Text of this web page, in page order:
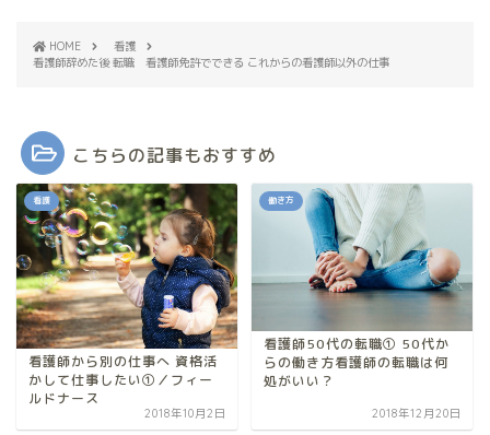
HOME
看護
看護師辞めた後 転職 看護師免許でできる これからの看護師以外の仕事
こちらの記事もおすすめ
看護
看護師から別の仕事へ 資格活
かして仕事したい①／フィー
ルドナース
2018年10月2日
働き方
看護師50代の転職① 50代か
らの働き方看護師の転職は何
処がいい？
2018年12月20日